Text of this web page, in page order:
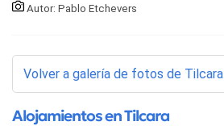
Autor: Pablo Etchevers
Volver a galería de fotos de Tilcara
Alojamientos en Tilcara